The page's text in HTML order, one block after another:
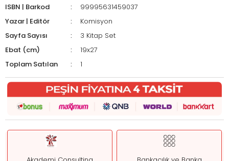
ISBN | Barkod
99995631459037
Yazar | Editör
Komisyon
Sayfa Sayısı
3 Kitap Set
Ebat (cm)
19x27
Toplam Satılan
1